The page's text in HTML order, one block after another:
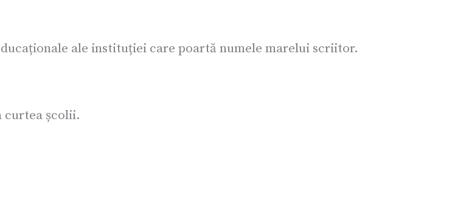
ale instituției care poartă numele marelui scriitor.
curtea școlii.